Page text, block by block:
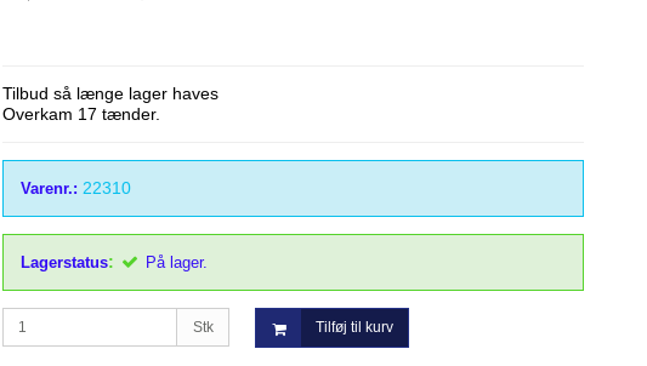
Tilbud så længe lager haves
Overkam 17 tænder.
Varenr.: 22310
Lagerstatus: På lager.
Stk Tilføj til kurv